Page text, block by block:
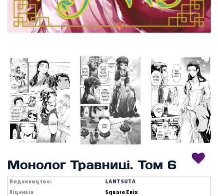
Монолог Травниці. Том 6
Видавництво:
LANTSUTA
Ліцензія
Square Enix